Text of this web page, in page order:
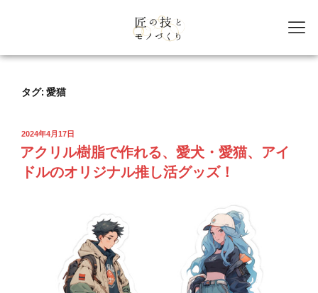
タグ: 愛猫
2024年4月17日
アクリル樹脂で作れる、愛犬・愛猫、アイ
ドルのオリジナル推し活グッズ！